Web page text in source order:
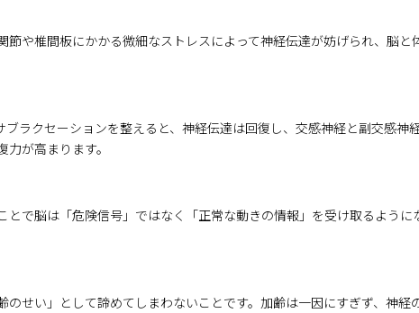
節や椎間板にかかる微細なストレスによって神経伝達が妨げられ、脳
ブラクセーションを整えると、神経伝達は回復し、交感神経と副交感
が高まります。
とで脳は「危険信号」ではなく「正常な動きの情報」を受け取るよう
のせい」として諦めてしまわないことです。加齢は一因にすぎず、神経